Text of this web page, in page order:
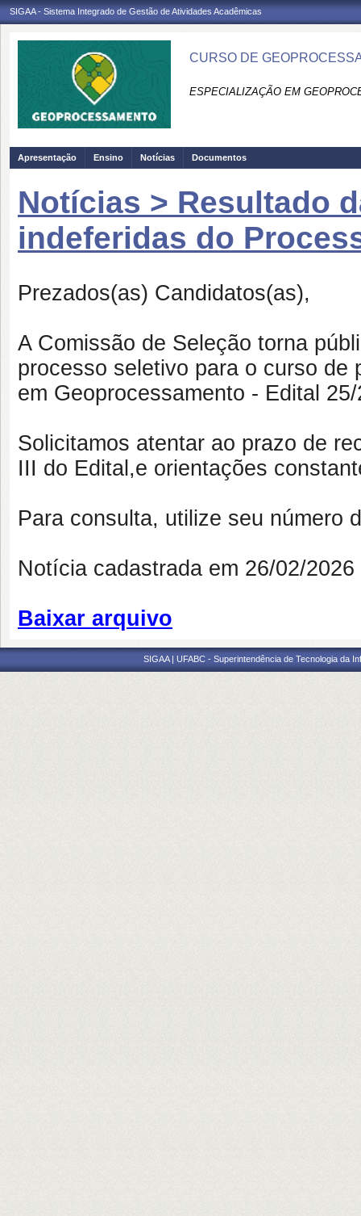
SIGAA - Sistema Integrado de Gestão de Atividades Acadêmicas
CURSO DE
ESPECIALIZAÇÃO EM
Apresentação Ensino Notícias Documentos
Notícias > Resultado
indeferidas do
Prezados(as) Candidatos(as),
A Comissão de Seleção torna
processo seletivo para o curso de
em Geoprocessamento - Edital
Solicitamos atentar ao prazo de
III do Edital,e orientações
Para consulta, utilize seu número
Notícia cadastrada em 26/02/
Baixar arquivo
SIGAA | UFABC - Superintendência de Tecnologia da